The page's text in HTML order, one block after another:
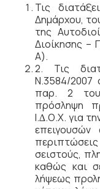
Τις
Δημάρχου,
της
Διοίκησης –
Α).
2. Τις
Ν.3584/
παρ. 2 του
πρόσληψη
Ι.∆.Ο.Χ. για
επειγουσών
σειστούς,
καθώς και
λήψεως